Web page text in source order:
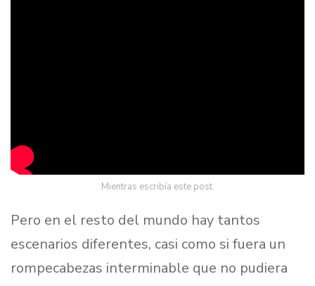
Mientras escribía este post.
Pero en el resto del mundo hay tantos
escenarios diferentes, casi como si fuera un
rompecabezas interminable que no pudiera